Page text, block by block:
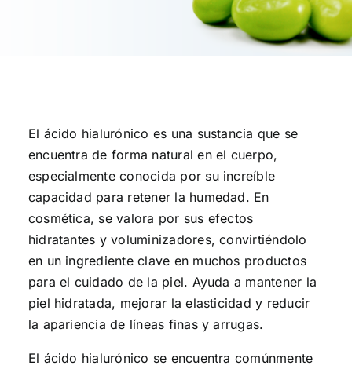
El ácido hialurónico es una sustancia que se
encuentra de forma natural en el cuerpo,
especialmente conocida por su increíble
capacidad para retener la humedad. En
cosmética, se valora por sus efectos
hidratantes y voluminizadores, convirtiéndolo
en un ingrediente clave en muchos productos
para el cuidado de la piel. Ayuda a mantener la
piel hidratada, mejorar la elasticidad y reducir
la apariencia de líneas finas y arrugas.
El ácido hialurónico se encuentra comúnmente